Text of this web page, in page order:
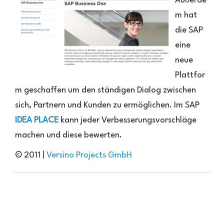
m hat
die SAP
eine
neue
Plattfor
m geschaffen um den ständigen Dialog zwischen
sich, Partnern und Kunden zu ermöglichen. Im SAP
IDEA PLACE kann jeder Verbesserungsvorschläge
machen und diese bewerten.
© 2011 | Versino Projects GmbH